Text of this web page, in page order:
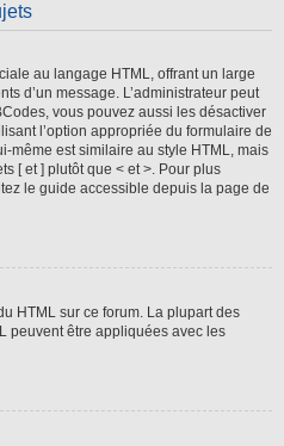
au langage HTML, offrant un large
d’un message. L’administrateur peut
vous pouvez aussi les désactiver
l’option appropriée du formulaire de
même est similaire au style HTML, mais
[ et ] plutôt que < et >. Pour plus
le guide accessible depuis la page de
HTML sur ce forum. La plupart des
peuvent être appliquées avec les